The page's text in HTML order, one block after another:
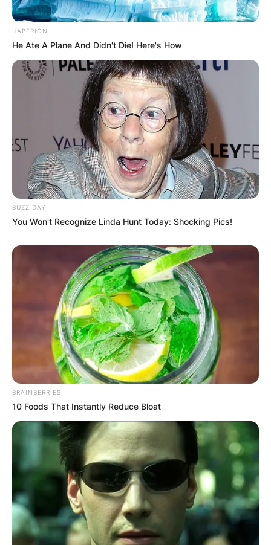
HABERION
He Ate A Plane And Didn't Die! Here's How
BUZZ DAY
You Won't Recognize Linda Hunt Today: Shocking Pics!
BRAINBERRIES
10 Foods That Instantly Reduce Bloat